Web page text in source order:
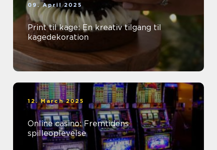
09. April 2025
Print til kage: En kreativ tilgang til
kagedekoration
12. March 2025
Online casino: Fremtidens
spilleoplevelse